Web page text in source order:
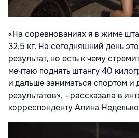
«На соревнованиях я в жиме
32,5 кг. На сегодняшний день
результат, но есть к чему
мечтаю поднять штангу 40
и дальше заниматься спортом и
результатов», - рассказала в
корреспонденту Алина